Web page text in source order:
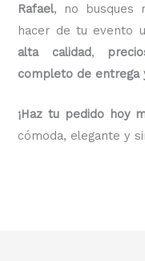
Rafael, no busques
hacer de tu evento
alta calidad,
completo de entrega
¡Haz tu pedido hoy
cómoda, elegante y